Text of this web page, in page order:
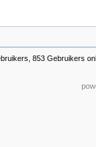
853 Gebruikers